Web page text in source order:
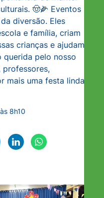
🤠🌽 Eventos
diversão. Eles
e família, criam
crianças e ajudam
querida pelo nosso
professores,
mais uma festa linda
8h10